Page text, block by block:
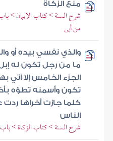
منع الزكاة
شرح السنة > كتاب الإيمان >
من أبى
والذي نفسي بيده أو
ما من رجل تكون له
الجزء الخامس إلا أتي
تكون وأسمنه تطؤه
كلما جازت أخراها
الناس
شرح السنة > كتاب الزكاة >